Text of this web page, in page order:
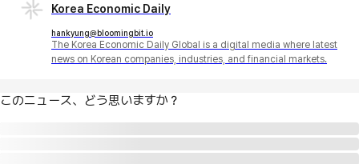
Korea Economic Daily
hankyung@bloomingbit.io
The Korea Economic Daily Global is a digital media where latest
news on Korean companies, industries, and financial markets.
このニュース、どう思いますか？